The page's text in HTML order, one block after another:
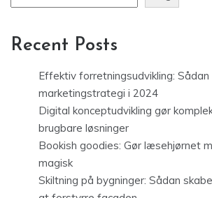
Recent Posts
Effektiv forretningsudvikling:
marketingstrategi i 2024
Digital konceptudvikling gør
brugbare løsninger
Bookish goodies: Gør læsehjørnet
magisk
Skiltning på bygninger: Sådan